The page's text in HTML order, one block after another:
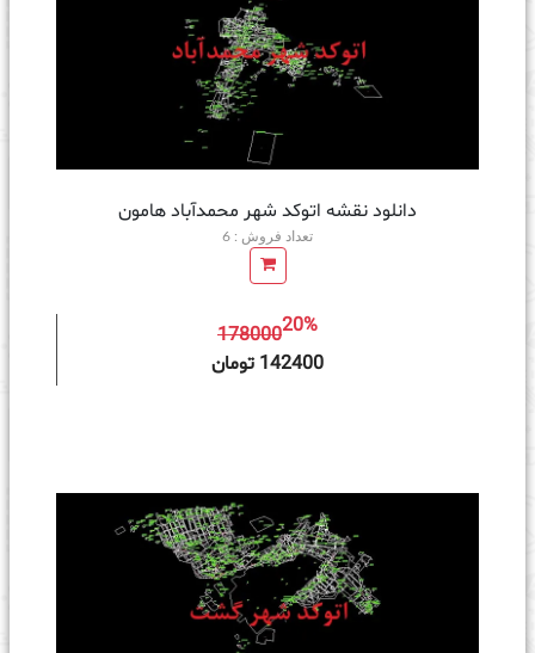
دانلود نقشه اتوکد شهر محمدآباد هامون
تعداد فروش : 6
17800020%
142400 تومان